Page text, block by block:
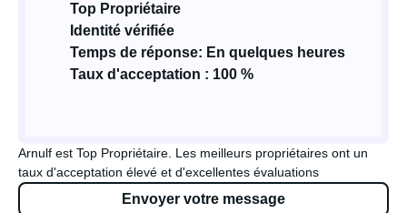
Top Propriétaire
Identité vérifiée
Temps de réponse: En quelques heures
Taux d'acceptation : 100 %
Arnulf est Top Propriétaire. Les meilleurs propriétaires ont un
taux d'acceptation élevé et d'excellentes évaluations
Envoyer votre message